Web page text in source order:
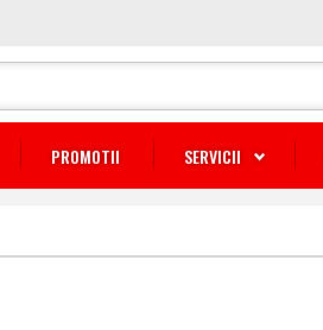
PROMOTII SERVICII